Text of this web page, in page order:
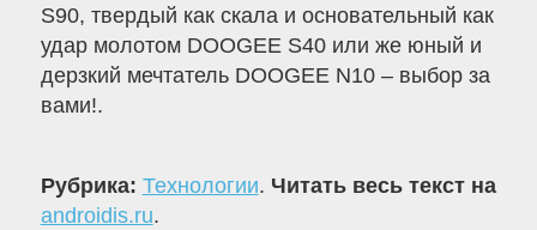
S90, твердый как скала и основательный как
удар молотом DOOGEE S40 или же юный и
дерзкий мечтатель DOOGEE N10 – выбор за
вами!.
Рубрика: Технологии. Читать весь текст на
androidis.ru.